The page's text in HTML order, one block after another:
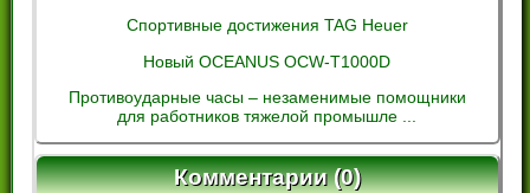
Спортивные достижения TAG Heuer
Новый OCEANUS OCW-T1000D
Противоударные часы – незаменимые помощники
для работников тяжелой промышле ...
Комментарии (0)